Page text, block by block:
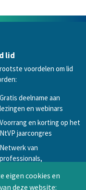
eigen cookies en
deze website:
lid
voordelen om lid
Gratis deelname aan
lezingen en webinars
Voorrang en korting op het
NtVP jaarcongres
Netwerk van
professionals,
samenwerken in een van